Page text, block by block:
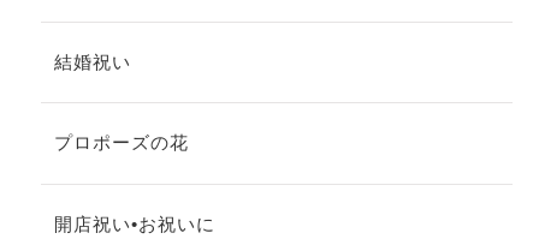
結婚祝い
プロポーズの花
開店祝い•お祝いに